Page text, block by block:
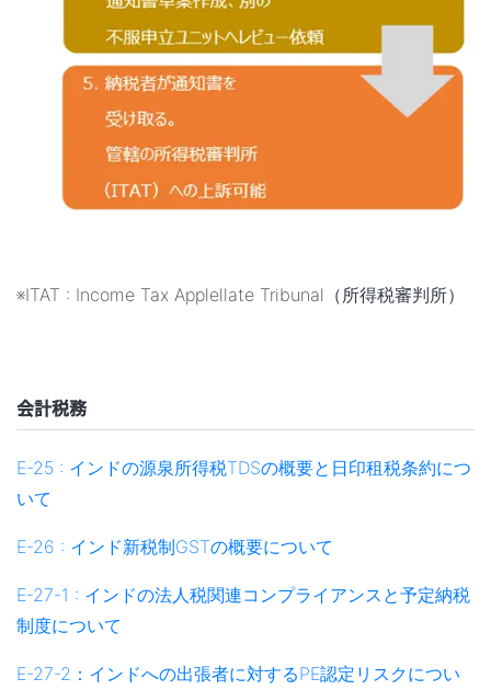
※ITAT : Income Tax Applellate Tribunal（所得税審判所）
会計税務
E-25 : インドの源泉所得税TDSの概要と日印租税条約につ
いて
E-26 : インド新税制GSTの概要について
E-27-1 : インドの法人税関連コンプライアンスと予定納税
制度について
E-27-2：インドへの出張者に対するPE認定リスクについ